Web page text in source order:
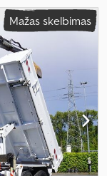
Mažas skelbimas